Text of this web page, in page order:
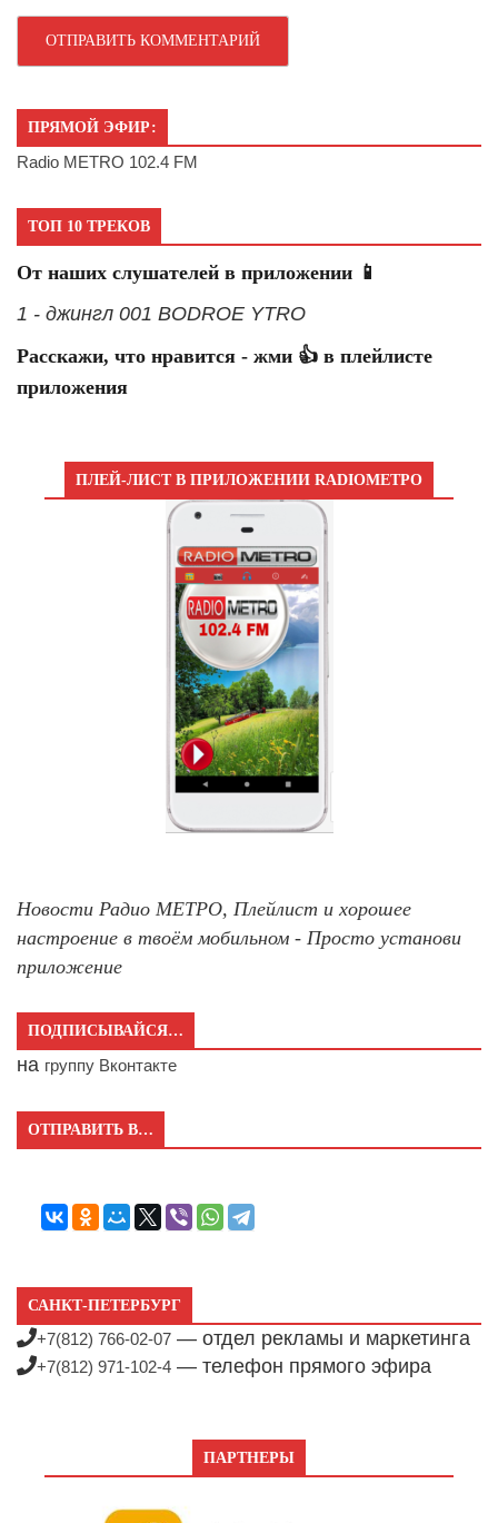
ПРЯМОЙ ЭФИР:
Radio METRO 102.4 FM
ТОП 10 ТРЕКОВ
От наших слушателей в приложении 📱
1 - джингл 001 BODROE YTRO
Расскажи, что нравится - жми 👍 в плейлисте
приложения
ПЛЕЙ-ЛИСТ В ПРИЛОЖЕНИИ RADIOМЕТРО
Новости Радио МЕТРО, Плейлист и хорошее
настроение в твоём мобильном - Просто установи
приложение
ПОДПИСЫВАЙСЯ…
на группу Вконтакте
ОТПРАВИТЬ В…
САНКТ-ПЕТЕРБУРГ
+7(812) 766-02-07 — отдел рекламы и маркетинга
+7(812) 971-102-4 — телефон прямого эфира
ПАРТНЕРЫ